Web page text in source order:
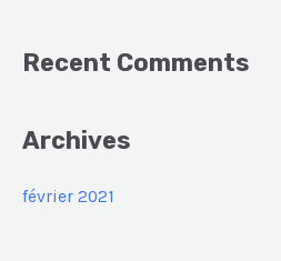
r
:
Recent Comments
Archives
février 2021